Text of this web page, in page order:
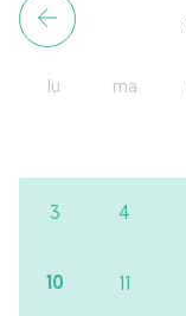
lu ma
3 4
10 11